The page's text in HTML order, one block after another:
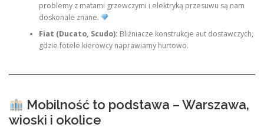
problemy z matami grzewczymi i elektryką przesuwu są nam
doskonale znane.
Fiat (Ducato, Scudo): Bliźniacze konstrukcje aut dostawczych,
gdzie fotele kierowcy naprawiamy hurtowo.
Mobilność to podstawa – Warszawa,
wioski i okolice